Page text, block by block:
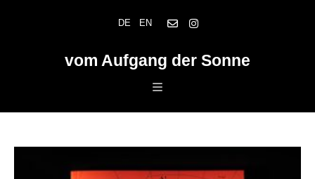
DE EN
vom Aufgang der Sonne